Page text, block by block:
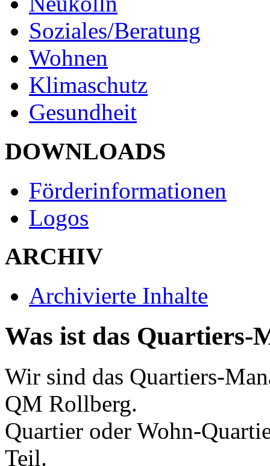
Soziales/Beratung
Wohnen
Klimaschutz
Gesundheit
DOWNLOADS
Förderinformationen
Logos
ARCHIV
Archivierte Inhalte
Was ist das Quartiers-
Wir sind das Quartiers-
QM Rollberg.
Quartier oder Wohn-
Teil.